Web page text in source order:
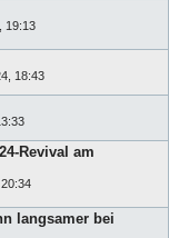
19:13
18:43
Revival am
langsamer bei